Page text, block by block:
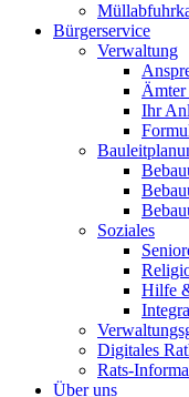
Bürgerservice
Verwaltung
Ämter
Ihr
Soziales
Hilfe
Digitales
Rats-
Über uns